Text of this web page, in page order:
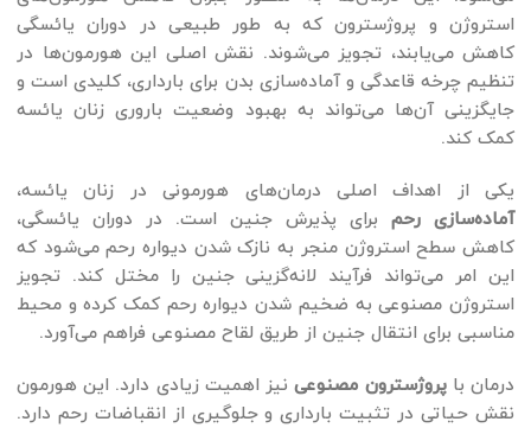
استروژن و پروژسترون که به طور طبیعی در دوران یائسگی
کاهش می‌یابند، تجویز می‌شوند. نقش اصلی این هورمون‌ها در
تنظیم چرخه قاعدگی و آماده‌سازی بدن برای بارداری، کلیدی است و
جایگزینی آن‌ها می‌تواند به بهبود وضعیت باروری زنان یائسه
کمک کند.
یکی از اهداف اصلی درمان‌های هورمونی در زنان یائسه،
آماده‌سازی رحم برای پذیرش جنین است. در دوران یائسگی،
کاهش سطح استروژن منجر به نازک شدن دیواره رحم می‌شود که
این امر می‌تواند فرآیند لانه‌گزینی جنین را مختل کند. تجویز
استروژن مصنوعی به ضخیم شدن دیواره رحم کمک کرده و محیط
مناسبی برای انتقال جنین از طریق لقاح مصنوعی فراهم می‌آورد.
درمان باپروژسترون مصنوعینیز اهمیت زیادی دارد. این هورمون
نقش حیاتی در تثبیت بارداری و جلوگیری از انقباضات رحم دارد.